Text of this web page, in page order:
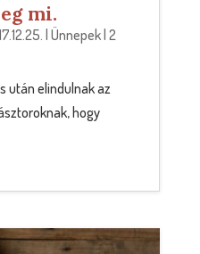
mi.
| Ünnepek| 2
után elindulnak az
hogy